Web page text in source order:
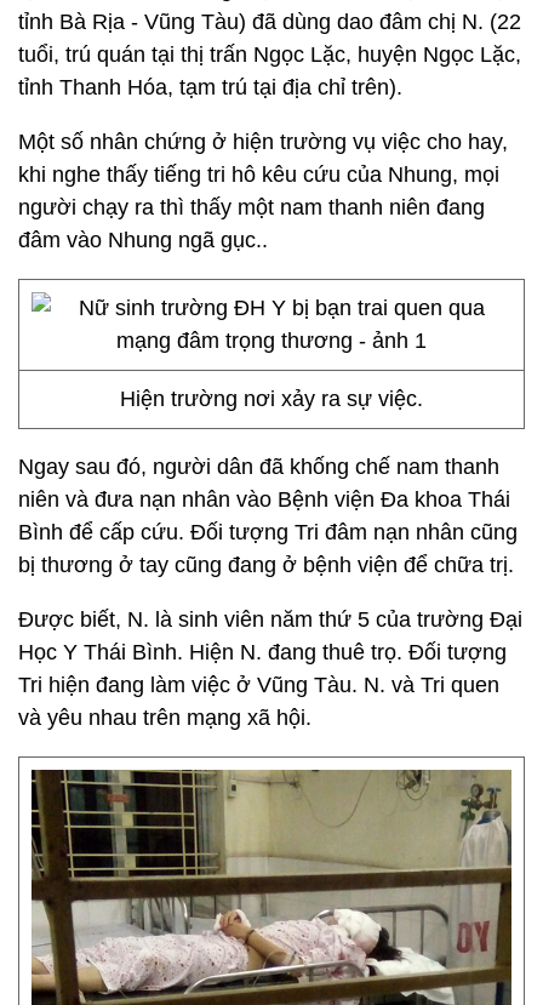
tỉnh Bà Rịa - Vũng Tàu) đã dùng dao đâm chị N. (22
tuổi, trú quán tại thị trấn Ngọc Lặc, huyện Ngọc Lặc,
tỉnh Thanh Hóa, tạm trú tại địa chỉ trên).
Một số nhân chứng ở hiện trường vụ việc cho hay,
khi nghe thấy tiếng tri hô kêu cứu của Nhung, mọi
người chạy ra thì thấy một nam thanh niên đang
đâm vào Nhung ngã gục..
Hiện trường nơi xảy ra sự việc.
Ngay sau đó, người dân đã khống chế nam thanh
niên và đưa nạn nhân vào Bệnh viện Đa khoa Thái
Bình để cấp cứu. Đối tượng Tri đâm nạn nhân cũng
bị thương ở tay cũng đang ở bệnh viện để chữa trị.
Được biết, N. là sinh viên năm thứ 5 của trường Đại
Học Y Thái Bình. Hiện N. đang thuê trọ. Đối tượng
Tri hiện đang làm việc ở Vũng Tàu. N. và Tri quen
và yêu nhau trên mạng xã hội.